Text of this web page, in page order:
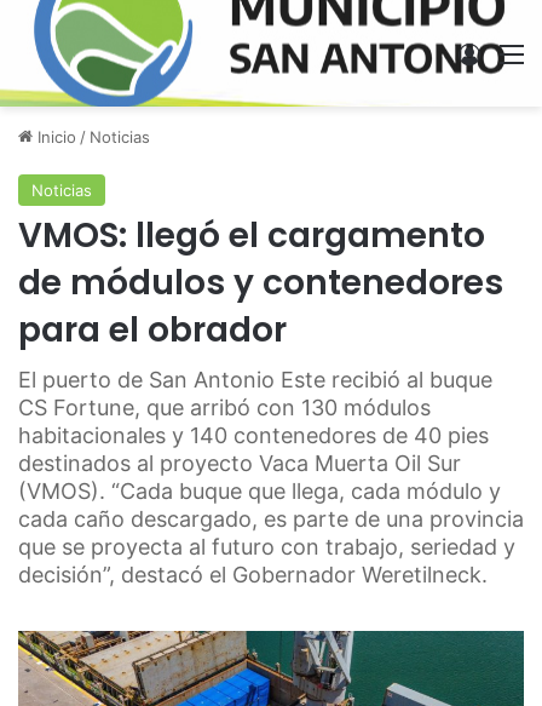
Inicio / Noticias
Noticias
VMOS: llegó el cargamento
de módulos y contenedores
para el obrador
El puerto de San Antonio Este recibió al buque
CS Fortune, que arribó con 130 módulos
habitacionales y 140 contenedores de 40 pies
destinados al proyecto Vaca Muerta Oil Sur
(VMOS). “Cada buque que llega, cada módulo y
cada caño descargado, es parte de una provincia
que se proyecta al futuro con trabajo, seriedad y
decisión”, destacó el Gobernador Weretilneck.